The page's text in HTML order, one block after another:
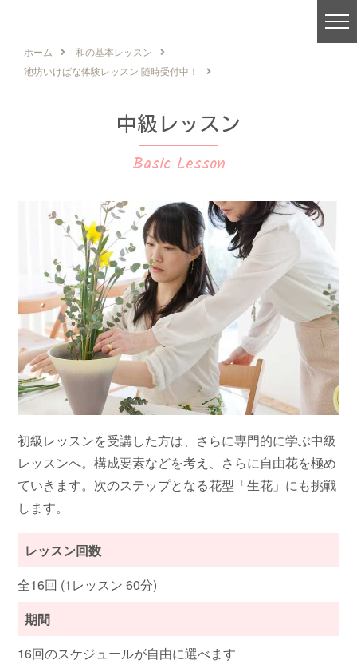
WAnocoto -ワノコト-
レッスンスケジュール
表参道スタジオ
Close
ホーム
和の基本レッスン
池坊いけばな体験レッスン 随時受付中！
中級レッスン
Basic Lesson
初級レッスンを受講した方は、さらに専門的に学ぶ中級
レッスンへ。構成要素などを考え、さらに自由花を極め
ていきます。次のステップとなる花型「生花」にも挑戦
します。
レッスン回数
全16回 (1レッスン 60分)
期間
16回のスケジュールが自由に選べます